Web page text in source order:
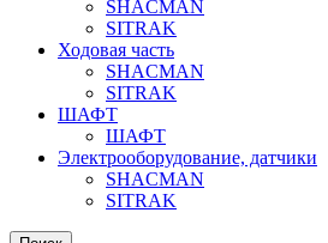
SHACMAN
SITRAK
Ходовая часть
SHACMAN
SITRAK
ШАФТ
ШАФТ
Электрооборудование, датчики
SHACMAN
SITRAK